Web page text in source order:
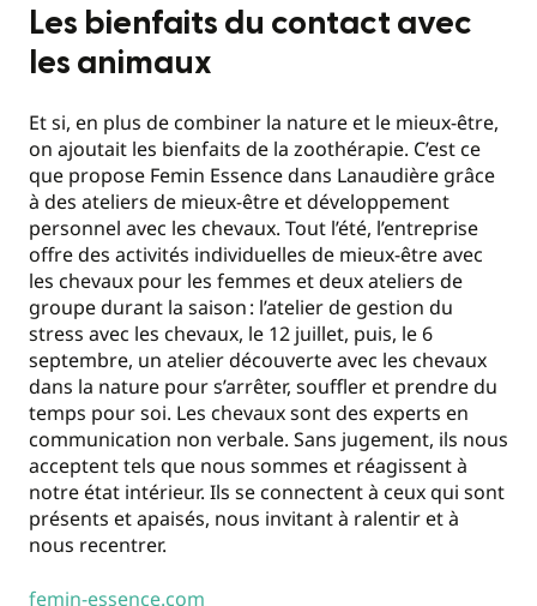
Les bienfaits du contact avec
les animaux
Et si, en plus de combiner la nature et le mieux-être,
on ajoutait les bienfaits de la zoothérapie. C’est ce
que propose Femin Essence dans Lanaudière grâce
à des ateliers de mieux-être et développement
personnel avec les chevaux. Tout l’été, l’entreprise
offre des activités individuelles de mieux-être avec
les chevaux pour les femmes et deux ateliers de
groupe durant la saison: l’atelier de gestion du
stress avec les chevaux, le 12 juillet, puis, le 6
septembre, un atelier découverte avec les chevaux
dans la nature pour s’arrêter, souffler et prendre du
temps pour soi. Les chevaux sont des experts en
communication non verbale. Sans jugement, ils nous
acceptent tels que nous sommes et réagissent à
notre état intérieur. Ils se connectent à ceux qui sont
présents et apaisés, nous invitant à ralentir et à
nous recentrer.
femin-essence.com